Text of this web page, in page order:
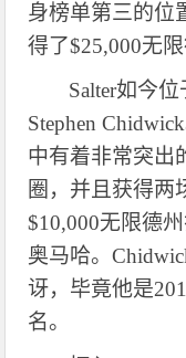
身榜单第三的位
得了$25,000无
Salter如今
Stephen
中有着非常突出
圈，并且获得
$10,000无限德
奥马哈。
讶，毕竟他是
名。